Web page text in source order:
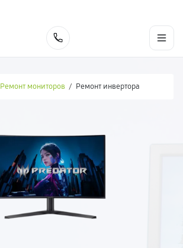
Ремонт мониторов / Ремонт инвертора